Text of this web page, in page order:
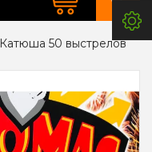
Катюша 50 выстрелов